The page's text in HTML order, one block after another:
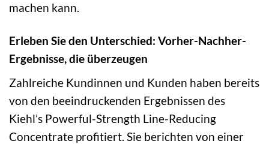
machen kann.
Erleben Sie den Unterschied: Vorher-Nachher-
Ergebnisse, die überzeugen
Zahlreiche Kundinnen und Kunden haben bereits
von den beeindruckenden Ergebnissen des
Kiehl’s Powerful-Strength Line-Reducing
Concentrate profitiert. Sie berichten von einer